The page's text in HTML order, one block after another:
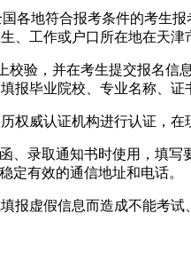
各地符合报考条件的考生
、工作或户口所在地在天津
验，并在考生提交报名信
报毕业院校、专业名称、证
权威认证机构进行认证，在
、录取通知书时使用，填
定有效的通信地址和电话。
报虚假信息而造成不能考试